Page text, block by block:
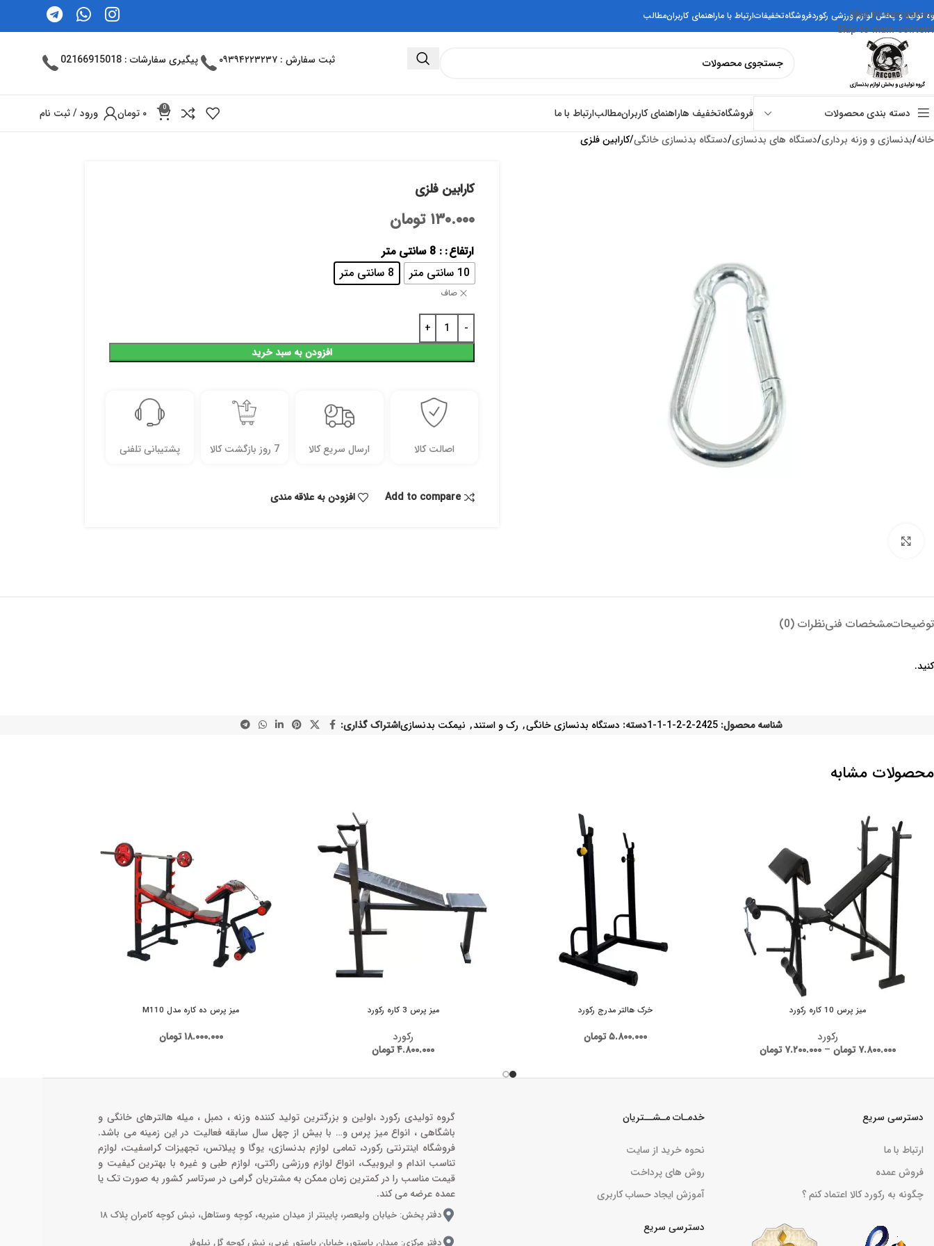
Skip to navigation
Skip to main content
تولید و پخش لوازم ورزشی رکوردفروشگاهتخفیفاتارتباط با ماراهنمای کاربرانمطالب
ثبت سفارش : ۰۹۳۹۴۲۲۳۲۳۷ پیگیری سفارشات : 02166915018
دسته بندی محصولات فروشگاهتخفیف هاراهنمای کاربرانمطالبارتباط با ما 0 ۰ تومان
ورود / ثبت نام
خانه بدنسازی و وزنه برداری دستگاه های بدنسازی دستگاه بدنسازی خانگی کارابین فلزی
کارابین فلزی
۱۳۰.۰۰۰ تومان
ارتفاع : 8 سانتی متر
10 سانتی متر
8 سانتی متر
صاف
افزودن به سبد خرید
اصالت کالا ارسال سریع کالا 7 روز بازگشت کالا پشتیبانی تلفنی
Add to compare افزودن به علاقه مندی
توضیحاتمشخصات فنینظرات (0)
کنید.
شناسه محصول: 2425-2-2-1-1-1 دسته: دستگاه بدنسازی خانگی, رک و استند, نیمکت بدنسازیاشتراک گذاری:
محصولات مشابه
میز پرس 10 کاره رکورد
رکورد
۷.۸۰۰.۰۰۰ تومان – ۷.۲۰۰.۰۰۰ تومان
خرک هالتر مدرج رکورد
۵.۸۰۰.۰۰۰تومان
میز پرس 3 کاره رکورد
رکورد
۴.۸۰۰.۰۰۰تومان
میز پرس ده کاره مدل M110
۱۸.۰۰۰.۰۰۰تومان
دسترسی سریع
ارتباط با ما
فروش عمده
چگونه به رکورد کالا اعتماد کنم ؟
خدمـات مـشــتریان
نحوه خرید از سایت
روش های پرداخت
آموزش ایجاد حساب کاربری
دسترسی سریع
گروه تولیدی رکورد ،اولین و بزرگترین تولید کننده وزنه ، دمبل ، میله هالترهای خانگی و
باشگاهی ، انواع میز پرس و‌… با بیش از چهل سال سابقه فعالیت در این زمینه می باشد.
فروشگاه اینترنتی رکورد، تمامی لوازم بدنسازی، یوگا و پیلاتس، تجهیزات کراسفیت، لوازم
تناسب اندام و ایروبیک، انواع لوازم ورزشی راکتی، لوازم طبی و غیره با بهترین کیفیت و
قیمت مناسب را در کمترین زمان ممکن به مشتریان گرامی در سرتاسر کشور به صورت تک یا
عمده عرضه می کند.
دفتر پخش: خیابان ولیعصر، پایینتر از میدان منیریه، کوچه وستاهل، نبش کوچه کامران پلاک ۱۸
دفتر مرکزی: میدان پاستور، خیابان پاستور غربی، نبش کوچه گل نیلوفر